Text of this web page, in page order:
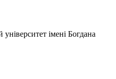
імені Богдана